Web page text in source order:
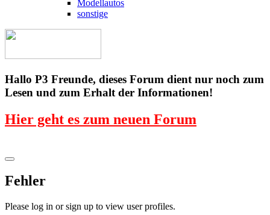
Modellautos
sonstige
Hallo P3 Freunde, dieses Forum dient nur noch zum
Lesen und zum Erhalt der Informationen!
Hier geht es zum neuen Forum
Fehler
Please log in or sign up to view user profiles.